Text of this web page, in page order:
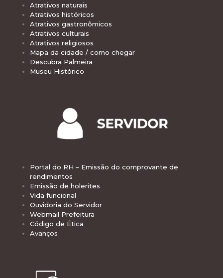
Atrativos naturais
Atrativos históricos
Atrativos gastronômicos
Atrativos culturais
Atrativos religiosos
Mapa da cidade / como chegar
Descubra Palmeira
Museu Histórico
Portal do RH – Emissão do comprovante de
rendimentos
Emissão de holerites
Vida funcional
Ouvidoria do Servidor
Webmail Prefeitura
Código de Ética
Avanços